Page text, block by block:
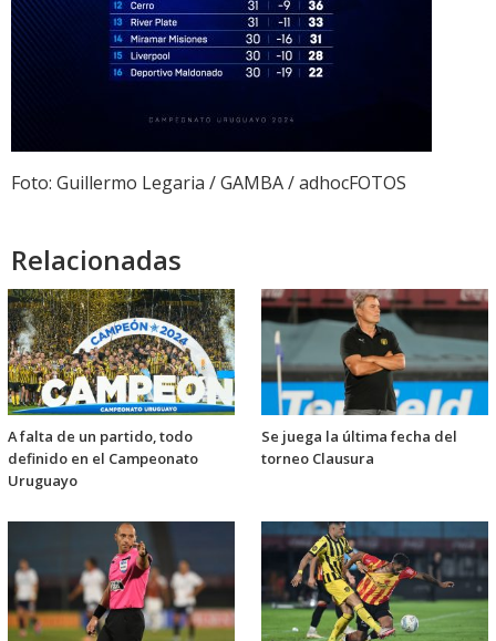
Foto: Guillermo Legaria / GAMBA / adhocFOTOS
Relacionadas
A falta de un partido, todo
definido en el Campeonato
Uruguayo
Se juega la última fecha del
torneo Clausura